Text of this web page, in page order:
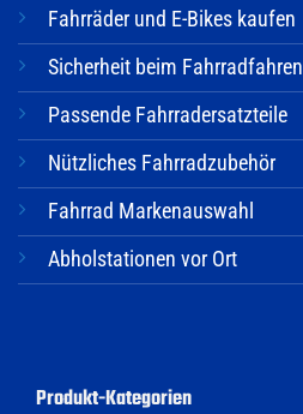
Fahrräder und E-Bikes kaufen
Sicherheit beim Fahrradfahren
Passende Fahrradersatzteile
Nützliches Fahrradzubehör
Fahrrad Markenauswahl
Abholstationen vor Ort
Produkt-Kategorien